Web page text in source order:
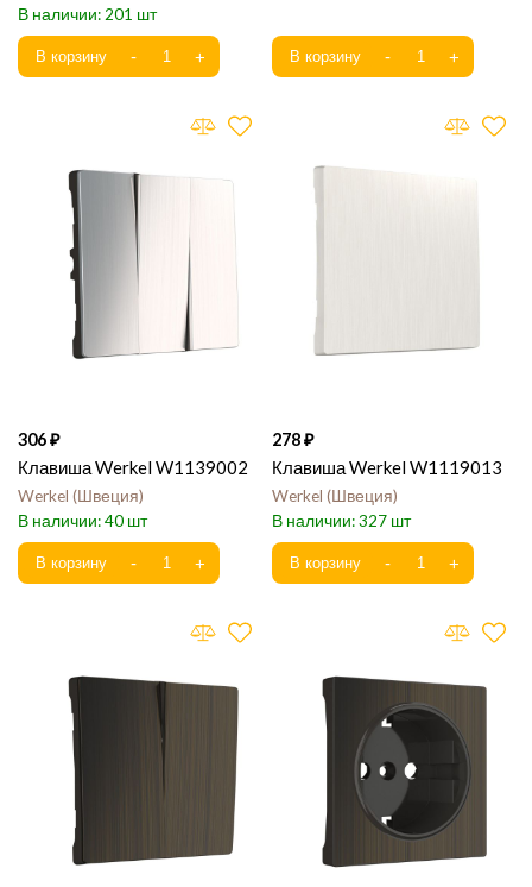
201
306
Клавиша Werkel W1139002
Werkel Швеция
40
278
Клавиша Werkel W1119013
Werkel Швеция
327